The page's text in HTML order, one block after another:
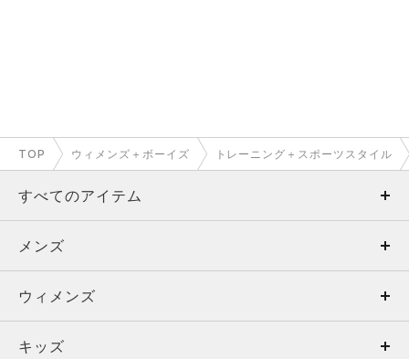
TOP ウィメンズ＋ボーイズ トレーニング＋スポーツスタイル
すべてのアイテム
メンズ
ウィメンズ
キッズ
メンズ
トップス
ボトムス
ウィメンズ
トップス
キッズ